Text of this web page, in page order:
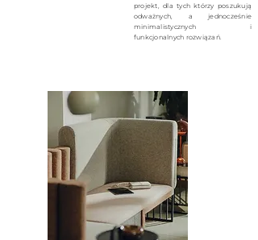
projekt, dla tych którzy poszukują
odważnych, a jednocześnie
minimalistycznych i
funkcjonalnych rozwiązań.